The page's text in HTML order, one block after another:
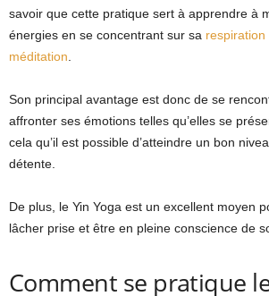
savoir que cette pratique sert à apprendre à
énergies en se concentrant sur sa respiration
méditation
Son principal avantage est donc de se
affronter ses émotions telles qu’elles se
cela qu’il est possible d’atteindre un bon
détente.
De plus, le Yin Yoga est un excellent moyen
lâcher prise et être en pleine conscience de
Comment se pratique